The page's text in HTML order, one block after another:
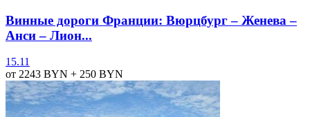
Винные дороги Франции: Вюрцбург – Женева –
Анси – Лион...
15.11
от 2243 BYN + 250 BYN